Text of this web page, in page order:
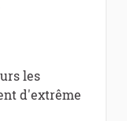
les
d'extrême